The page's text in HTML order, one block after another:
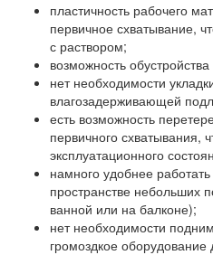
пластичность рабочего
первичное схватывание,
с раствором;
возможность
нет необходимости
влагозадерживающей
есть возможность
первичного схватывания,
эксплуатационного
намного удобнее
пространстве небольших
ванной или на балконе);
нет необходимости
громоздкое